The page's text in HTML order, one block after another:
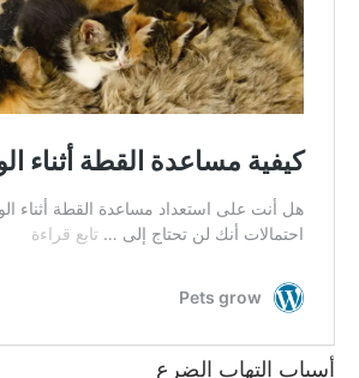
أسباب التهاب الضرع